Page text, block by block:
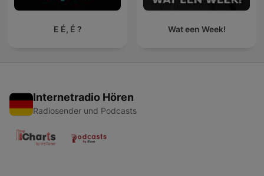
E É, É ? Wat een Week!
Internetradio Hören
Radiosender und Podcasts